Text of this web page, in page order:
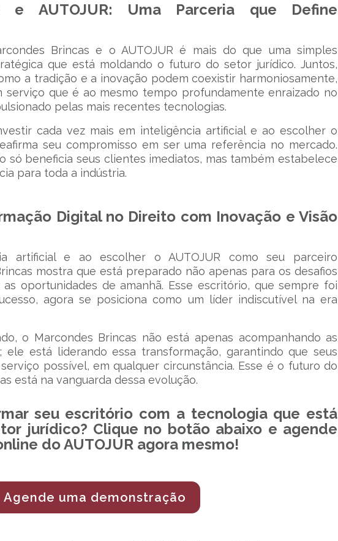
e AUTOJUR: Uma Parceria que Define
Brincas e o AUTOJUR é mais do que uma simples
que está moldando o futuro do setor jurídico. Juntos,
a tradição e a inovação podem coexistir harmoniosamente,
serviço que é ao mesmo tempo profundamente enraizado no
pelas mais recentes tecnologias.
cada vez mais em inteligência artificial e ao escolher o
seu compromisso em ser uma referência no mercado.
só beneficia seus clientes imediatos, mas também estabelece
para toda a indústria.
Digital no Direito com Inovação e Visão
artificial e ao escolher o AUTOJUR como seu parceiro
mostra que está preparado não apenas para os desafios
oportunidades de amanhã. Esse escritório, que sempre foi
agora se posiciona como um líder indiscutível na era
o Marcondes Brincas não está apenas acompanhando as
ele está liderando essa transformação, garantindo que seus
possível, em qualquer circunstância. Esse é o futuro do
está na vanguarda dessa evolução.
seu escritório com a tecnologia que está
jurídico? Clique no botão abaixo e agende
do AUTOJUR agora mesmo!
Agende uma demonstração